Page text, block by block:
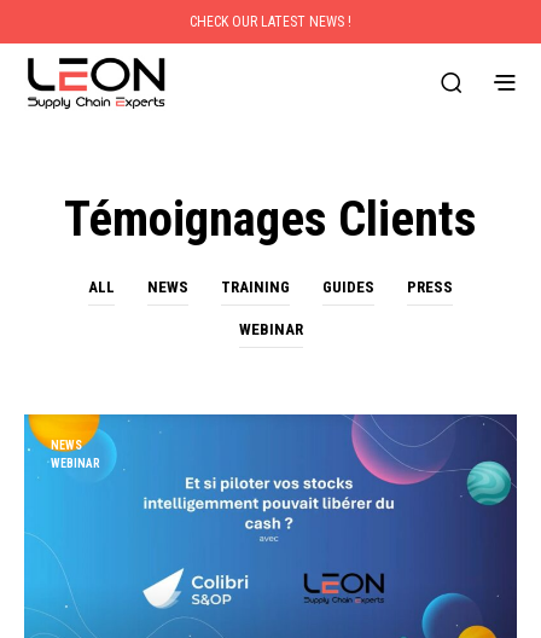
CHECK OUR LATEST NEWS !
Témoignages Clients
ALL NEWS TRAINING GUIDES PRESS
WEBINAR
NEWS
WEBINAR